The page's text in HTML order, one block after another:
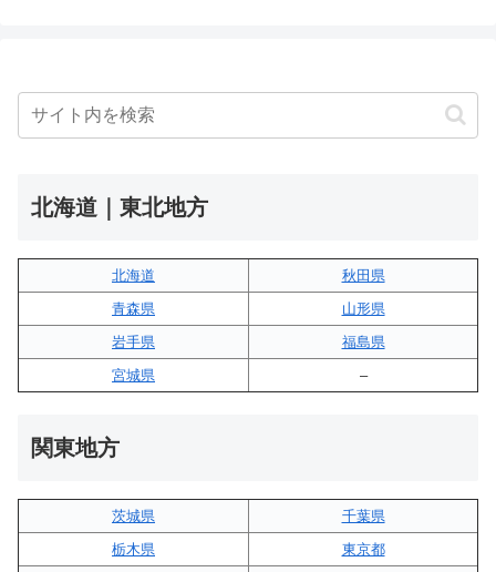
北海道｜東北地方
北海道
秋田県
青森県
山形県
岩手県
福島県
宮城県
–
関東地方
茨城県
千葉県
栃木県
東京都